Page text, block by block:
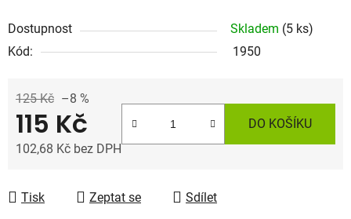
Dostupnost Skladem (5 ks)
Kód:
1950
125 Kč –8 %
115 Kč
102,68 Kč bez DPH
DO KOŠÍKU
Tisk Zeptat se Sdílet